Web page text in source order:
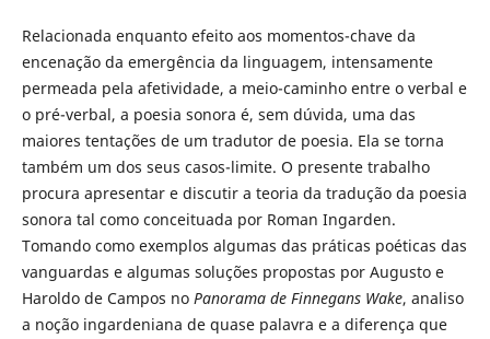
Relacionada enquanto efeito aos momentos-chave da
encenação da emergência da linguagem, intensamente
permeada pela afetividade, a meio-caminho entre o verbal e
o pré-verbal, a poesia sonora é, sem dúvida, uma das
maiores tentações de um tradutor de poesia. Ela se torna
também um dos seus casos-limite. O presente trabalho
procura apresentar e discutir a teoria da tradução da poesia
sonora tal como conceituada por Roman Ingarden.
Tomando como exemplos algumas das práticas poéticas das
vanguardas e algumas soluções propostas por Augusto e
Haroldo de Campos no Panorama de Finnegans Wake, analiso
a noção ingardeniana de quase palavra e a diferença que